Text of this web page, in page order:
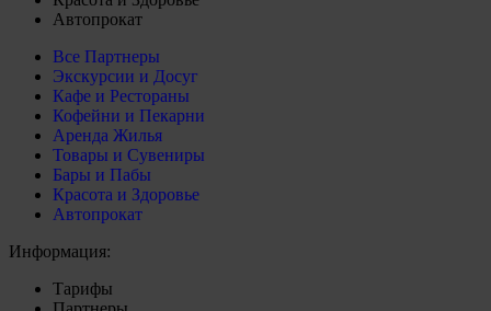
Автопрокат
Все Партнеры
Экскурсии и Досуг
Кафе и Рестораны
Кофейни и Пекарни
Аренда Жилья
Товары и Сувениры
Бары и Пабы
Красота и Здоровье
Автопрокат
Информация:
Тарифы